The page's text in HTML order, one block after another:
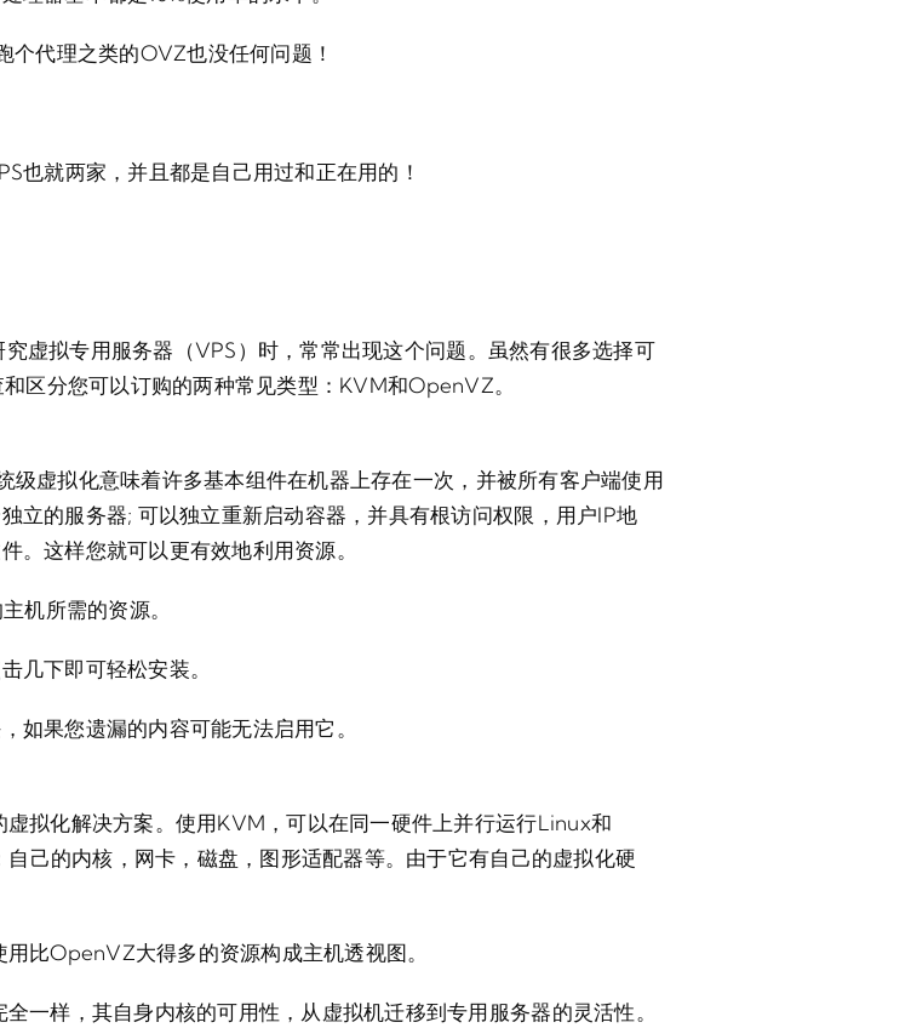
代理之类的OVZ也没任何问题！
也就两家，并且都是自己用过和正在用的！
虚拟专用服务器（VPS）时，常常出现这个问题。虽然有很多选择可
分您可以订购的两种常见类型：KVM和OpenVZ。
虚拟化意味着许多基本组件在机器上存在一次，并被所有客户端使用
立的服务器; 可以独立重新启动容器，并具有根访问权限，用户IP地
。这样您就可以更有效地利用资源。
机所需的资源。
几下即可轻松安装。
如果您遗漏的内容可能无法启用它。
拟化解决方案。使用KVM，可以在同一硬件上并行运行Linux和
己的内核，网卡，磁盘，图形适配器等。由于它有自己的虚拟化硬
比OpenVZ大得多的资源构成主机透视图。
一样，其自身内核的可用性，从虚拟机迁移到专用服务器的灵活性。